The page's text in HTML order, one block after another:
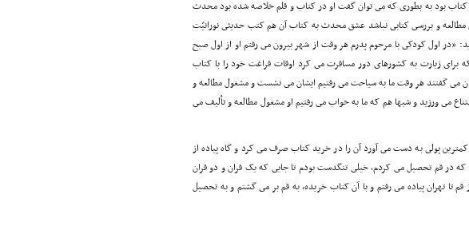
کتاب بود به بطورى که مى توان گفت او در کتاب و قلم خلاصه شده بود محدث
مطالعه و بررسى کتابى نباشد عشق محدث به کتاب آن هم کتب حدیثى نورانیّت
«در اول کودکى با مرحوم پدرم هر وقت از شهر بیرون مى رفتم او از اول صبح
براى زیارت به کشورهاى دور مسافرت مى کرد اوقات فراغت خود را با کتاب
مى گفتند هر وقت ما به سیاحت مى رفتیم ایشان مى نشست و مشغول مطالعه و
مى ورزید و شبها هم که ما به خواب مى رفتیم او مشغول مطالعه و تألیف مى
پولى به دست مى آورد آن را در خرید کتاب صرف مى کرد و گاه پیاده از
در قم تحصیل مى کردم، خیلى تنگدست بودم تا جایى که یک قران و دو قران
تا تهران پیاده مى رفتم و با آن کتاب خریده، به قم بر مى گشتم و به تحصیل